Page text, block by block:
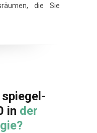
die Sie
in der